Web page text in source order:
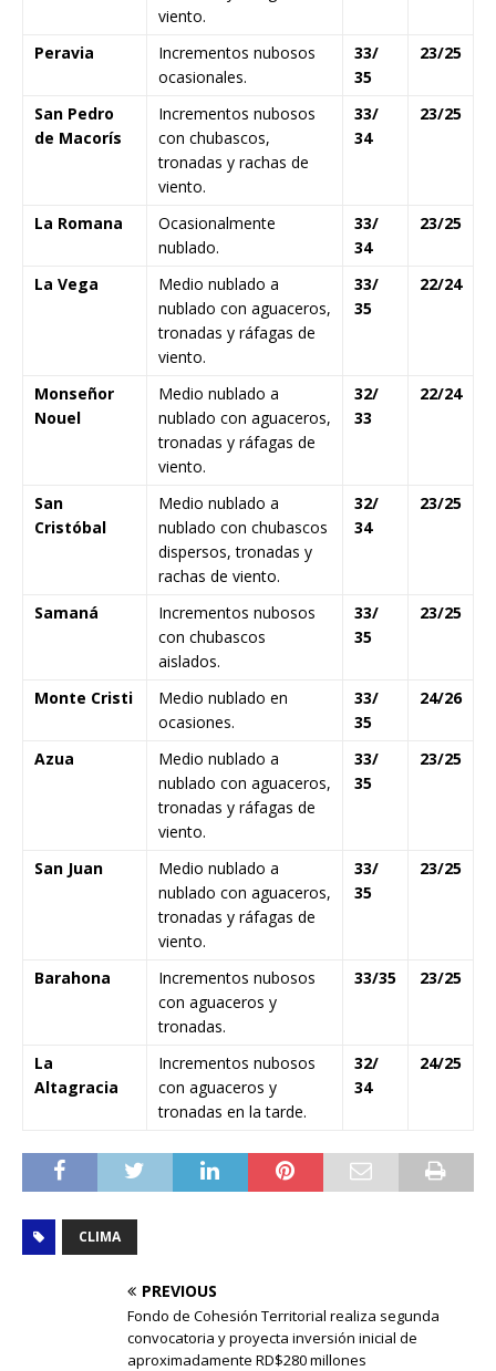
viento.
Peravia
Incrementos nubosos
ocasionales.
33/
35
23/25
San Pedro
de Macorís
Incrementos nubosos
con chubascos,
tronadas y rachas de
viento.
33/
34
23/25
La Romana
Ocasionalmente
nublado.
33/
34
23/25
La Vega
Medio nublado a
nublado con aguaceros,
tronadas y ráfagas de
viento.
33/
35
22/24
Monseñor
Nouel
Medio nublado a
nublado con aguaceros,
tronadas y ráfagas de
viento.
32/
33
22/24
San
Cristóbal
Medio nublado a
nublado con chubascos
dispersos, tronadas y
rachas de viento.
32/
34
23/25
Samaná
Incrementos nubosos
con chubascos
aislados.
33/
35
23/25
Monte Cristi
Medio nublado en
ocasiones.
33/
35
24/26
Azua
Medio nublado a
nublado con aguaceros,
tronadas y ráfagas de
viento.
33/
35
23/25
San Juan
Medio nublado a
nublado con aguaceros,
tronadas y ráfagas de
viento.
33/
35
23/25
Barahona
Incrementos nubosos
con aguaceros y
tronadas.
33/35 23/25
La
Altagracia
Incrementos nubosos
con aguaceros y
tronadas en la tarde.
32/
34
24/25
CLIMA
PREVIOUS
Fondo de Cohesión Territorial realiza segunda
convocatoria y proyecta inversión inicial de
aproximadamente RD$280 millones